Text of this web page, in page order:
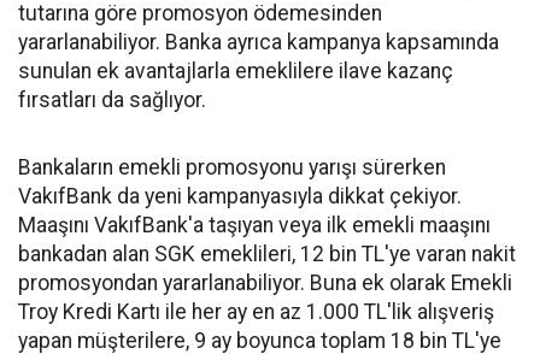
tutarına göre promosyon ödemesinden
yararlanabiliyor. Banka ayrıca kampanya kapsamında
sunulan ek avantajlarla emeklilere ilave kazanç
fırsatları da sağlıyor.
Bankaların emekli promosyonu yarışı sürerken
VakıfBank da yeni kampanyasıyla dikkat çekiyor.
Maaşını VakıfBank'a taşıyan veya ilk emekli maaşını
bankadan alan SGK emeklileri, 12 bin TL'ye varan nakit
promosyondan yararlanabiliyor. Buna ek olarak Emekli
Troy Kredi Kartı ile her ay en az 1.000 TL'lik alışveriş
yapan müşterilere, 9 ay boyunca toplam 18 bin TL'ye